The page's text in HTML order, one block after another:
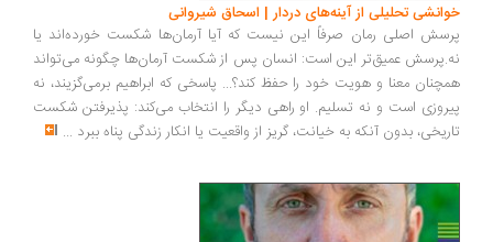
تحلیلی از آینه‌های دردار | اسحاق شیروانی
اصلی رمان صرفاً این نیست که آیا آرمان‌ها شکست خورده‌اند یا
عمیق‌تر این است: انسان پس از شکست آرمان‌ها چگونه می‌تواند
معنا و هویت خود را حفظ کند؟... پاسخی که ابراهیم برمی‌گزیند، نه
است و نه تسلیم. او راهی دیگر را انتخاب می‌کند: پذیرفتن شکست
بدون آنکه به خیانت، گریز از واقعیت یا انکار زندگی پناه ببرد...